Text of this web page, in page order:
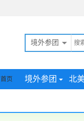
境外参团
首页 境外参团 北